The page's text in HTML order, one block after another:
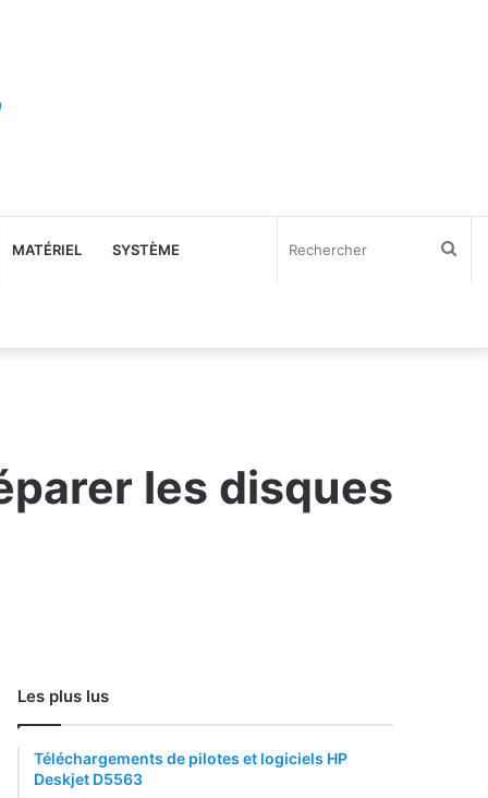
MATÉRIEL SYSTÈME
les disques
Les plus lus
Téléchargements de pilotes et logiciels HP
Deskjet D5563